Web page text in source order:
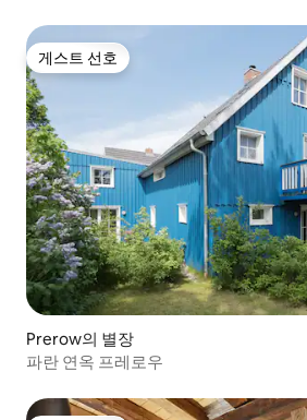
게스트 선호
게스트 선호
Prerow의 별장
파란 연옥 프레로우